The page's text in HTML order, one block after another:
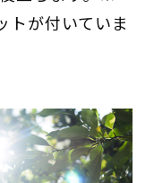
トが付いていま